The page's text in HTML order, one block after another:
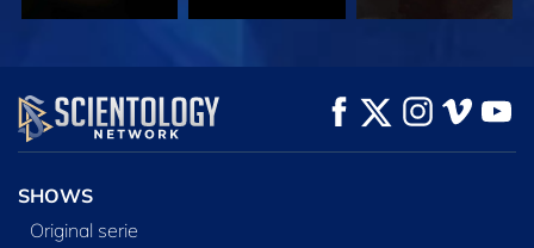
SE UDFORSK SERIEN
SHOWS
Original serie